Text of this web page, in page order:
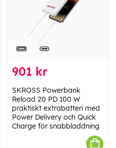
901 kr
SKROSS Powerbank
Reload 20 PD 100 W
praktiskt extrabatteri med
Power Delivery och Quick
Charge för snabbladdning